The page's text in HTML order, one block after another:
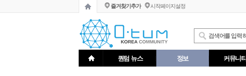
즐겨찾기추가 시작페이지설정
퀀텀 뉴스 정보 커뮤니티